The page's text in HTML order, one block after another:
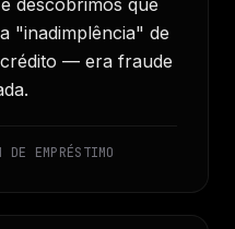
descobrimos que
"inadimplência" de
— era fraude
EMPRÉSTIMO